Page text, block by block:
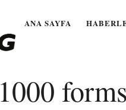
ANA SAYFA
1000